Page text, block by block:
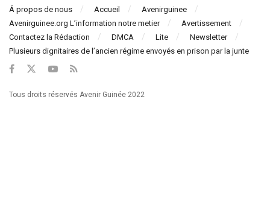
Á propos de nous Accueil
Avenirguinee
Avenirguinee.org L’information notre metier
Avertissement
Contactez la Rédaction
DMCA Lite
Newsletter
Plusieurs dignitaires de l’ancien régime envoyés en prison par la junte
Tous droits réservés Avenir Guinée 2022